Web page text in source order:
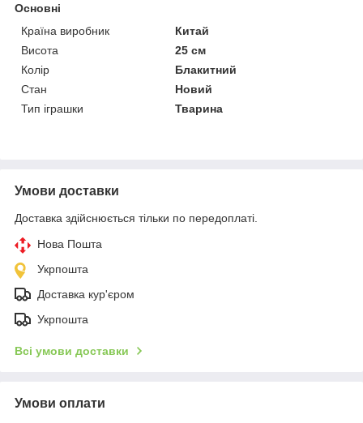
Основні
Країна виробник
Китай
Висота
25 см
Колір
Блакитний
Стан
Новий
Тип іграшки
Тварина
Умови доставки
Доставка здійснюється тільки по передоплаті.
Нова Пошта
Укрпошта
Доставка кур'єром
Укрпошта
Всі умови доставки
Умови оплати